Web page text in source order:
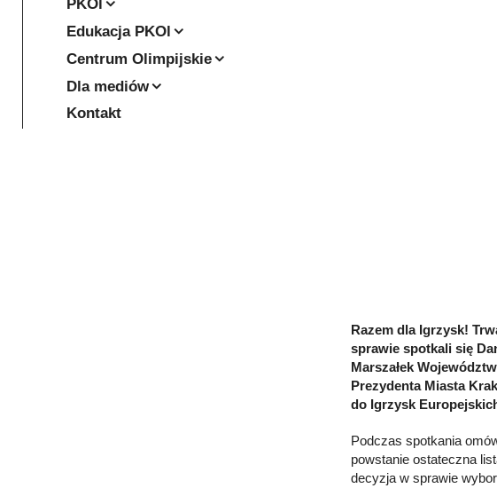
Razem dla Igrzysk!
sprawie spotkali się
Marszałek
Prezydenta Miasta
do Igrzysk
Podczas spotkania
powstanie ostateczna
decyzja w sprawie
PKOl
Edukacja PKOl
Centrum Olimpijskie
Dla mediów
Kontakt